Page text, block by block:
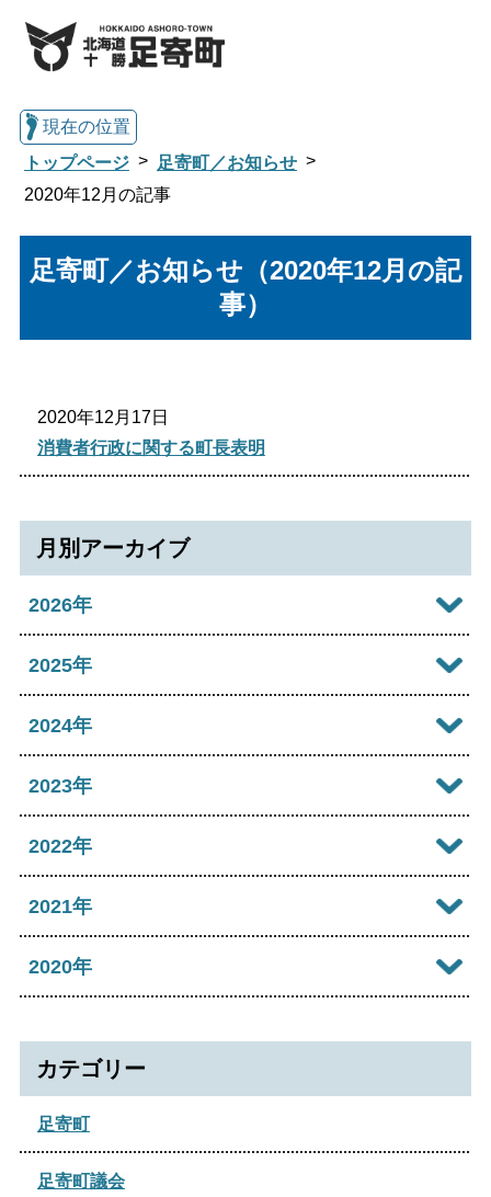
くらし・行政情報トップ
標準
白
閉じる
現在の位置
トップページ
足寄町／お知らせ
2020年12月の記事
足寄町／お知らせ（2020年12月の記
事）
2020年12月17日
消費者行政に関する町長表明
月別アーカイブ
2026年
2026年08月
2026年06月
2026年04月
2026年03月
2026年02月
2025年
2025年12月
2025年10月
2025年08月
2025年06月
2025年04月
2025年02月
2024年
2024年12月
2024年09月
2024年07月
2024年05月
2024年04月
2024年03月
2023年
2023年12月
2023年09月
2023年04月
2022年
2022年12月
2022年07月
2022年04月
2022年02月
2021年
2021年12月
2021年09月
2021年07月
2020年
カテゴリー
足寄町
足寄町議会